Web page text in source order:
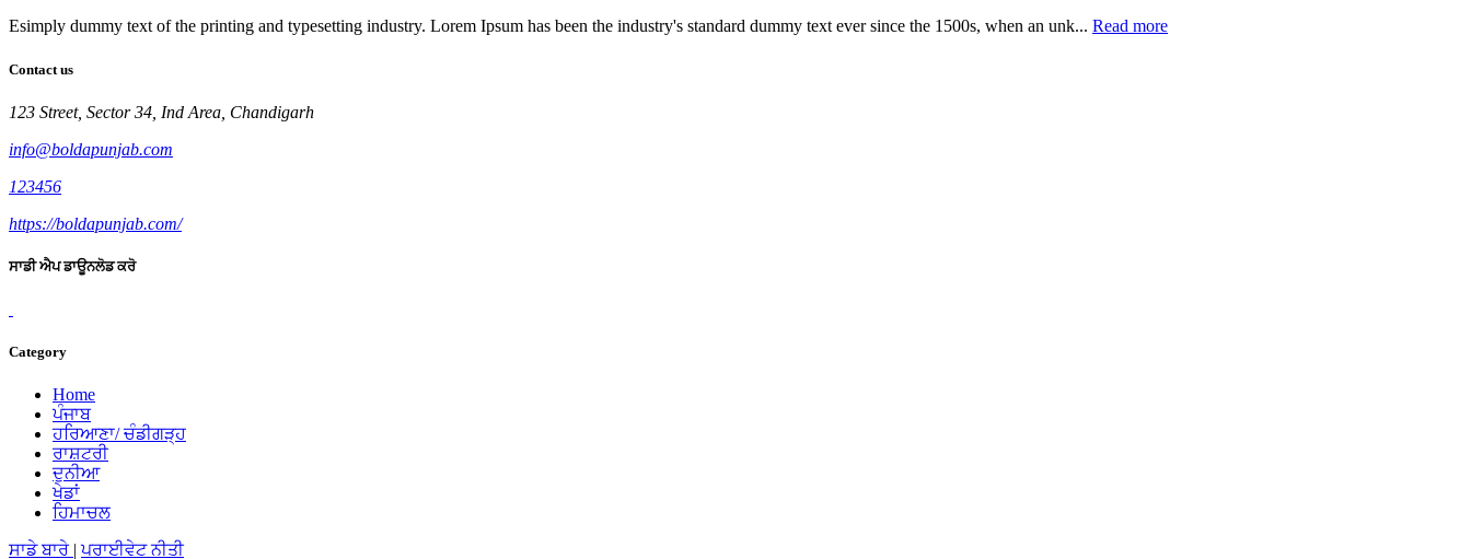
Esimply dummy text of the printing and typesetting industry. Lorem Ipsum has been the industry's standard dummy text ever since the 1500s, when an unk... Read more
Contact us
123 Street, Sector 34, Ind Area, Chandigarh
info@boldapunjab.com
123456
https://boldapunjab.com/
ਸਾਡੀ ਐਪ ਡਾਊਨਲੋਡ ਕਰੋ
Category
Home
ਪੰਜਾਬ
ਹਰਿਆਣਾ/ ਚੰਡੀਗੜ੍ਹ
ਰਾਸ਼ਟਰੀ
ਦੁਨੀਆ
ਖੇਡਾਂ
ਹਿਮਾਚਲ
ਸਾਡੇ ਬਾਰੇ | ਪਰਾਈਵੇਟ ਨੀਤੀ